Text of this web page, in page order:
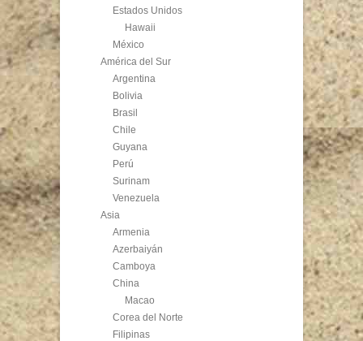
Estados Unidos
Hawaii
México
América del Sur
Argentina
Bolivia
Brasil
Chile
Guyana
Perú
Surinam
Venezuela
Asia
Armenia
Azerbaiyán
Camboya
China
Macao
Corea del Norte
Filipinas